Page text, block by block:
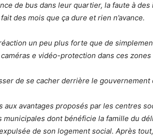
de bus dans leur quartier, la faute à
des mois que ça dure et rien n’avance.
un peu plus forte que de
e vidéo-protection dans ces
de se cacher derrière le gouvernement
aux avantages proposés par les centres
dont bénéficie la famille du
de son logement social. Après